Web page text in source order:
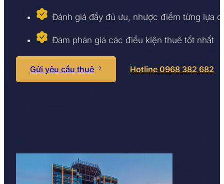
Đánh giá đầy đủ ưu, nhược điểm từng lựa
Đàm phán giá các điều kiện thuê tốt nhất
Gửi yêu cầu thuê Hotline 0968 382 682